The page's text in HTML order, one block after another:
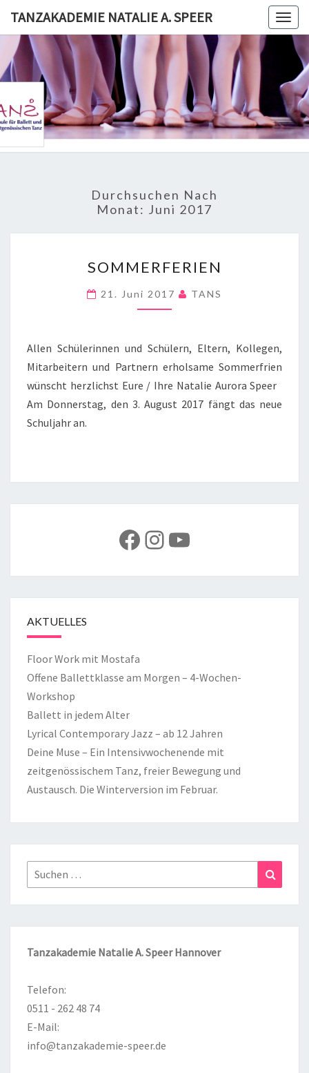
content
TANZAKADEMIE NATALIE A. SPEER
Durchsuchen Nach
Monat: Juni 2017
SOMMERFERIEN
21. Juni 2017 TANS
Allen Schülerinnen und Schülern, Eltern, Kollegen,
Mitarbeitern und Partnern erholsame Sommerfrien
wünscht herzlichst Eure / Ihre Natalie Aurora Speer
Am Donnerstag, den 3. August 2017 fängt das neue
Schuljahr an.
Facebook
Instagram
YouTube
AKTUELLES
Floor Work mit Mostafa
Offene Ballettklasse am Morgen – 4-Wochen-
Workshop
Ballett in jedem Alter
Lyrical Contemporary Jazz – ab 12 Jahren
Deine Muse – Ein Intensivwochenende mit
zeitgenössischem Tanz, freier Bewegung und
Austausch. Die Winterversion im Februar.
Suchen
nach:
Tanzakademie Natalie A. Speer Hannover
Telefon:
0511 - 262 48 74
E-Mail:
info@tanzakademie-speer.de